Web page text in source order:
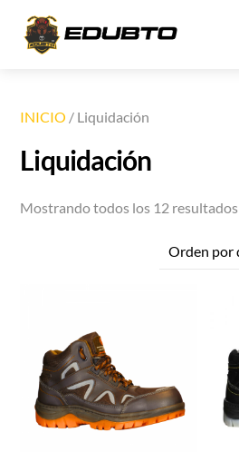
content
INICIO / Liquidación
Liquidación
Mostrando todos los 12 resultados